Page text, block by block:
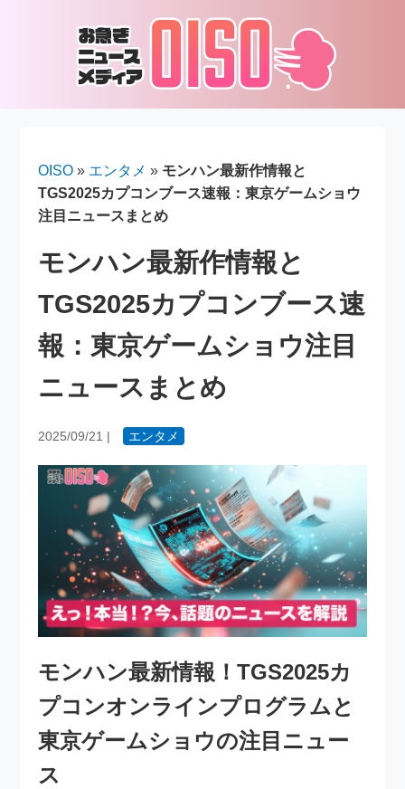
OISO » エンタメ » モンハン最新作情報と
TGS2025カプコンブース速報：東京ゲームショウ
注目ニュースまとめ
モンハン最新作情報と
TGS2025カプコンブース速
報：東京ゲームショウ注目
ニュースまとめ
2025/09/21 | エンタメ
モンハン最新情報！TGS2025カ
プコンオンラインプログラムと
東京ゲームショウの注目ニュー
ス